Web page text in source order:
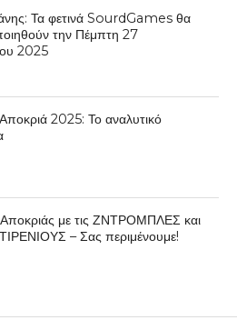
Τα φετινά SourdGames θα
την Πέμπτη 27
2025
Αποκριά 2025: Το αναλυτικό
Αποκριάς με τις ΖΝΤΡΟΜΠΛΕΣ και
– Σας περιμένουμε!